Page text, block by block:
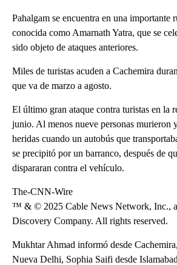
Pahalgam se encuentra en una importante
conocida como Amarnath Yatra, que se
sido objeto de ataques anteriores.
Miles de turistas acuden a Cachemira
que va de marzo a agosto.
El último gran ataque contra turistas en la
junio. Al menos nueve personas murieron
heridas cuando un autobús que
se precipitó por un barranco, después de
dispararan contra el vehículo.
The-CNN-Wire
™ & © 2025 Cable News Network, Inc., a
Discovery Company. All rights reserved.
Mukhtar Ahmad informó desde
Nueva Delhi, Sophia Saifi desde